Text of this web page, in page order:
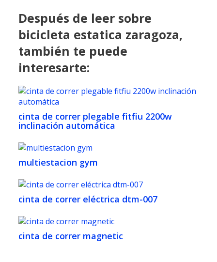
Después de leer sobre
bicicleta estatica zaragoza,
también te puede
interesarte:
cinta de correr plegable fitfiu 2200w
inclinación automática
multiestacion gym
cinta de correr eléctrica dtm-007
cinta de correr magnetic